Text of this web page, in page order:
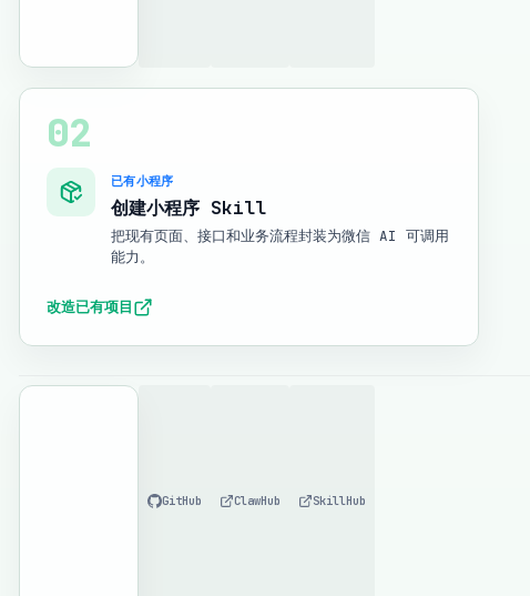
02
已有小程序
创建小程序 Skill
把现有页面、接口和业务流程封装为微信 AI 可调用
能力。
改造已有项目
GitHub ClawHub SkillHub